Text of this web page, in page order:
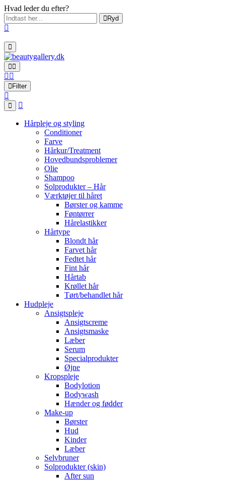
Hvad leder du efter?
Ryd
Filter
Hårpleje og styling
Conditioner
Farve
Hårkur/Treatment
Hovedbundsproblemer
Olie
Shampoo
Solprodukter – Hår
Værktøjer til håret
Børster og kamme
Føntørrer
Hårelastikker
Hårtype
Blondt hår
Farvet hår
Fedtet hår
Fint hår
Hårtab
Krøllet hår
Tørt/behandlet hår
Hudpleje
Ansigtspleje
Ansigtscreme
Ansigtsmaske
Læber
Serum
Specialprodukter
Øjne
Kropspleje
Bodylotion
Bodywash
Hænder og fødder
Make-up
Børster
Hud
Kinder
Læber
Selvbruner
Solprodukter (skin)
After sun